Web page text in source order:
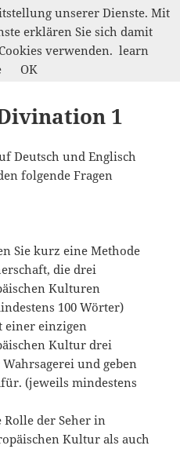
1
Deutsch und Englisch
folgende Fragen
Sie kurz eine Methode
die drei
Kulturen
100 Wörter)
einer einzigen
Kultur drei
und geben
(jeweils mindestens
der Seher in
Kultur als auch
unserer Dienste. Mit
erklären Sie sich damit
verwenden. learn
OK